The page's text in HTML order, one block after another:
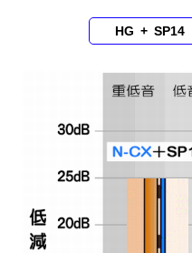
HG + SP14